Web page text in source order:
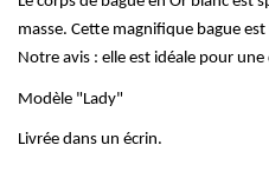
masse. Cette magnifique bague
Notre avis : elle est idéale pour
Modèle "Lady"
Livrée dans un écrin.